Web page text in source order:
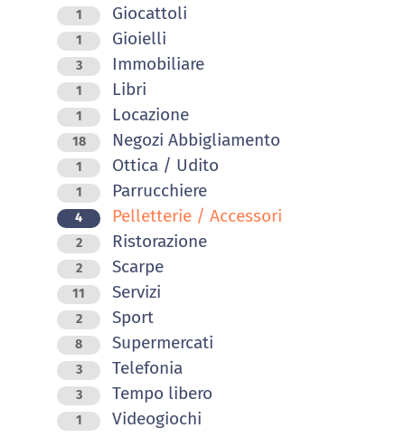
1 Giocattoli
1 Gioielli
3 Immobiliare
1 Libri
1 Locazione
18 Negozi Abbigliamento
1 Ottica / Udito
1 Parrucchiere
4 Pelletterie / Accessori
2 Ristorazione
2 Scarpe
11 Servizi
2 Sport
8 Supermercati
3 Telefonia
3 Tempo libero
1 Videogiochi